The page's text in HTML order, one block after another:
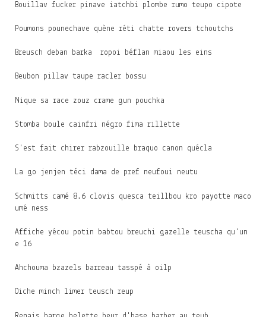
Bouillav fucker pinave iatchbi plombe rumo teupo cipote
Poumons pounechave quène réti chatte rovers tchoutchs
Breusch deban barka ropoi béflan miaou les eins
Beubon pillav taupe racler bossu
Nique sa race zouz crame gun pouchka
Stomba boule cainfri négro fima rillette
S'est fait chirer rabzouille braquo canon quécla
La go jenjen téci dama de pref neufoui neutu
Schmitts camé 8.6 clovis quesca teillbou kro payotte maco
umé ness
Affiche yécou potin babtou breuchi gazelle teuscha qu'un
e 16
Ahchouma bzazels barreau tasspé à oilp
Oiche minch limer teusch reup